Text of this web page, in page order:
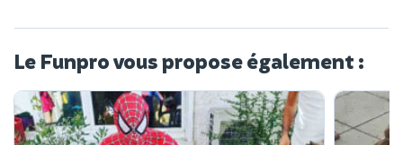
Le Funpro vous propose également :